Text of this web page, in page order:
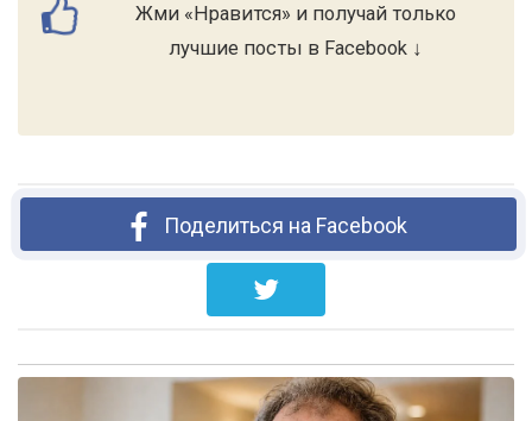
Жми «Нравится» и получай только
лучшие посты в Facebook ↓
Поделиться на Facebook